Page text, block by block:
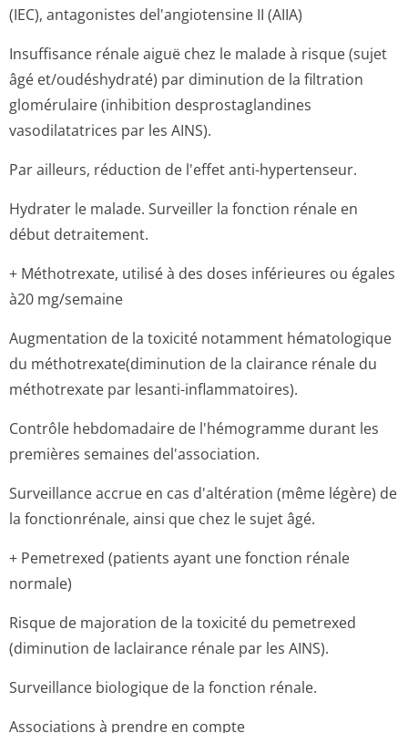
(IEC), antagonistes del'angiotensine II (AIIA)
Insuffisance rénale aiguë chez le malade à risque (sujet
âgé et/oudéshydraté) par diminution de la filtration
glomérulaire (inhibition desprostaglandines
vasodilatatrices par les AINS).
Par ailleurs, réduction de l'effet anti-hypertenseur.
Hydrater le malade. Surveiller la fonction rénale en
début detraitement.
+ Méthotrexate, utilisé à des doses inférieures ou égales
à20 mg/semaine
Augmentation de la toxicité notamment hématologique
du méthotrexate(di­minution de la clairance rénale du
méthotrexate par lesanti-inflammatoires).
Contrôle hebdomadaire de l'hémogramme durant les
premières semaines del'association.
Surveillance accrue en cas d'altération (même légère) de
la fonctionrénale, ainsi que chez le sujet âgé.
+ Pemetrexed (patients ayant une fonction rénale
normale)
Risque de majoration de la toxicité du pemetrexed
(diminution de laclairance rénale par les AINS).
Surveillance biologique de la fonction rénale.
Associations à prendre en compte